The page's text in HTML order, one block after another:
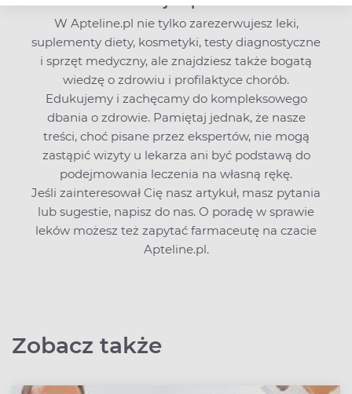
W Apteline.pl nie tylko zarezerwujesz leki,
suplementy diety, kosmetyki, testy diagnostyczne
i sprzęt medyczny, ale znajdziesz także bogatą
wiedzę o zdrowiu i profilaktyce chorób.
Edukujemy i zachęcamy do kompleksowego
dbania o zdrowie. Pamiętaj jednak, że nasze
treści, choć pisane przez ekspertów, nie mogą
zastąpić wizyty u lekarza ani być podstawą do
podejmowania leczenia na własną rękę.
Jeśli zainteresował Cię nasz artykuł, masz pytania
lub sugestie, napisz do nas. O poradę w sprawie
leków możesz też zapytać farmaceutę na czacie
Apteline.pl.
Zobacz także